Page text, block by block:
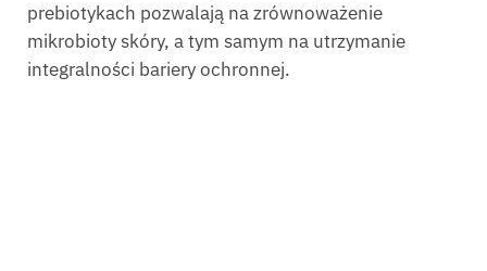
prebiotykach pozwalają na zrównoważenie
mikrobioty skóry, a tym samym na utrzymanie
integralności bariery ochronnej.